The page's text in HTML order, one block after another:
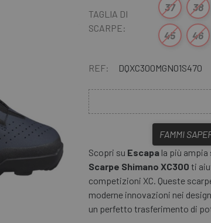
TAGLIA DI
SCARPE:
37 38
45 46
REF: DQXC300MGN01S470
FAMMI
Scopri su Escapa la più ampia
Scarpe Shimano XC300 ti
competizioni XC. Queste
moderne innovazioni nei
un perfetto trasferimento di